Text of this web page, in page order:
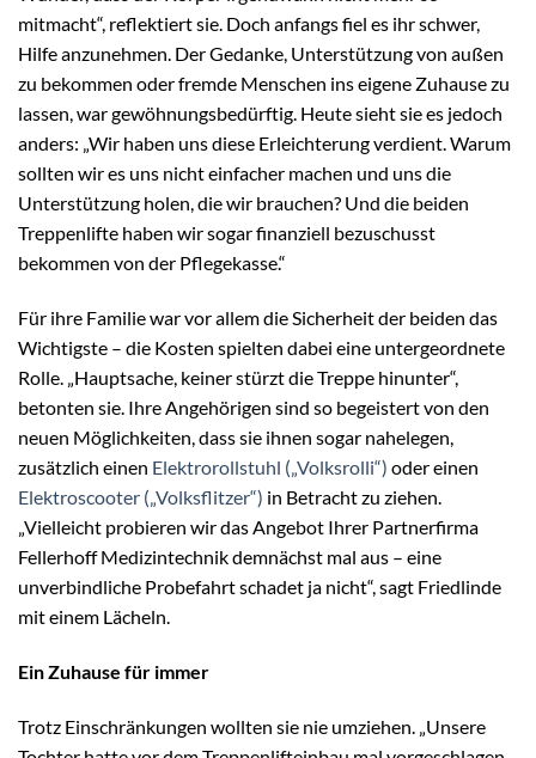
mitmacht“, reflektiert sie. Doch anfangs fiel es ihr schwer,
Hilfe anzunehmen. Der Gedanke, Unterstützung von außen
zu bekommen oder fremde Menschen ins eigene Zuhause zu
lassen, war gewöhnungsbedürftig. Heute sieht sie es jedoch
anders: „Wir haben uns diese Erleichterung verdient. Warum
sollten wir es uns nicht einfacher machen und uns die
Unterstützung holen, die wir brauchen? Und die beiden
Treppenlifte haben wir sogar finanziell bezuschusst
bekommen von der Pflegekasse.“
Für ihre Familie war vor allem die Sicherheit der beiden das
Wichtigste – die Kosten spielten dabei eine untergeordnete
Rolle. „Hauptsache, keiner stürzt die Treppe hinunter“,
betonten sie. Ihre Angehörigen sind so begeistert von den
neuen Möglichkeiten, dass sie ihnen sogar nahelegen,
zusätzlich einen Elektrorollstuhl („Volksrolli“) oder einen
Elektroscooter („Volksflitzer“) in Betracht zu ziehen.
„Vielleicht probieren wir das Angebot Ihrer Partnerfirma
Fellerhoff Medizintechnik demnächst mal aus – eine
unverbindliche Probefahrt schadet ja nicht“, sagt Friedlinde
mit einem Lächeln.
Ein Zuhause für immer
Trotz Einschränkungen wollten sie nie umziehen. „Unsere